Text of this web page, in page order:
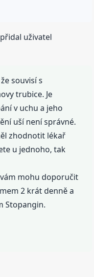
uživatel
souvisí s
trubice. Je
v uchu a jeho
uší není správné.
zhodnotit lékař
u jednoho, tak
mohu doporučit
2 krát denně a
Stopangin.